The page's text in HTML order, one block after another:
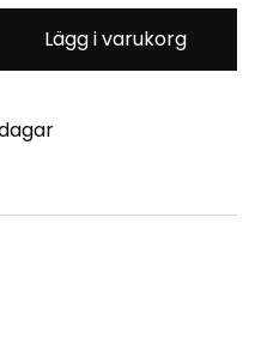
Lägg i varukorg